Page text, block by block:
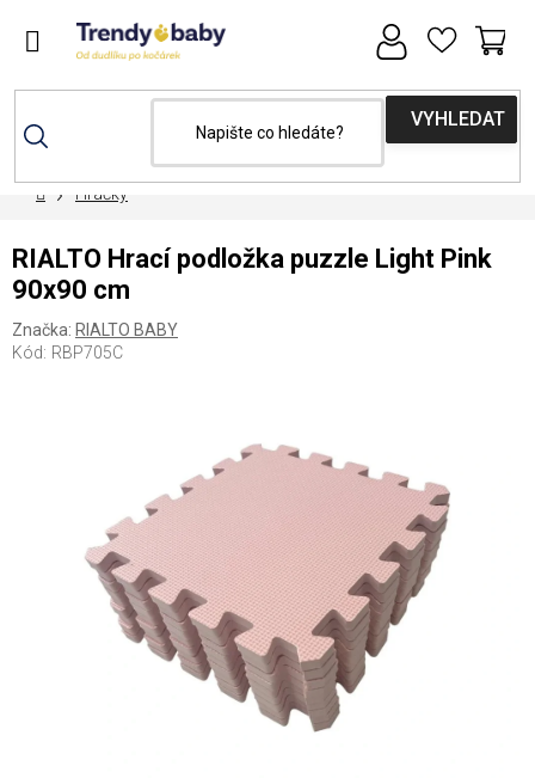
DomůHračky
RIALTO Hrací podložka puzzle Light Pink
90x90 cm
Značka: RIALTO BABY
Kód: RBP705C